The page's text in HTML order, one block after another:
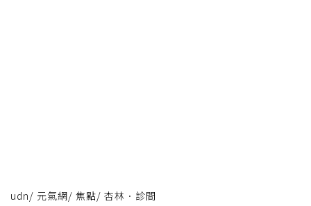
udn/ 元氣網/ 焦點/ 杏林．診間